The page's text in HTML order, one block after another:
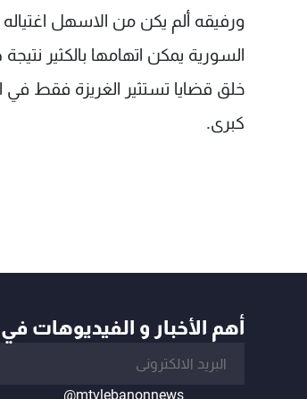
ورفيقه ألم يكن من الاسهل
السورية يمكن اتهامها بالكثير
خلق قضايا تستثير الغريزة فقط في
كبرى.
أهم الأخبار و الفيديوهات
@mtvlebanonnews